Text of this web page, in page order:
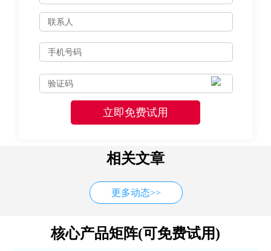
相关文章
更多动态>>
核心产品矩阵(可免费试用)